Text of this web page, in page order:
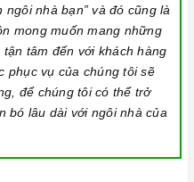
ngôi nhà bạn” và đó cũng là
mong muốn mang những
tâm đến với khách hàng
phục vụ của chúng tôi sẽ
để chúng tôi có thể trở
bó lâu dài với ngôi nhà của